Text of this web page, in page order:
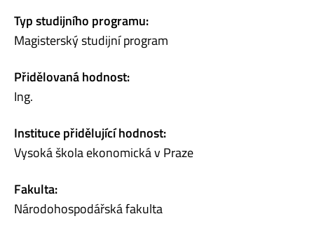
Typ studijního programu:
Magisterský studijní program
Přidělovaná hodnost:
Ing.
Instituce přidělující hodnost:
Vysoká škola ekonomická v Praze
Fakulta:
Národohospodářská fakulta